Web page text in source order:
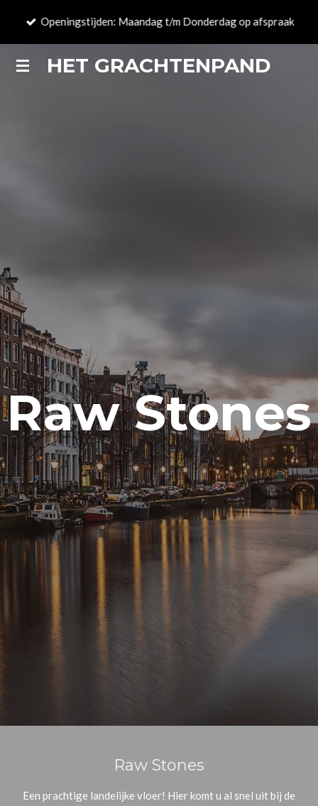
de
HET GRACHTENPAND
Openingstijden: Maandag t/m Donderdag op afspraak
Raw Stones
Raw Stones
Een prachtige landelijke vloer! Hier komt u al snel uit bij de